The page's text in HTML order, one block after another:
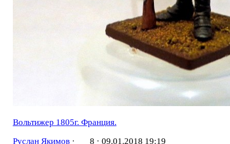
Вольтижер 1805г. Франция.
Руслан Якимов· 8 · 09.01.2018 19:19